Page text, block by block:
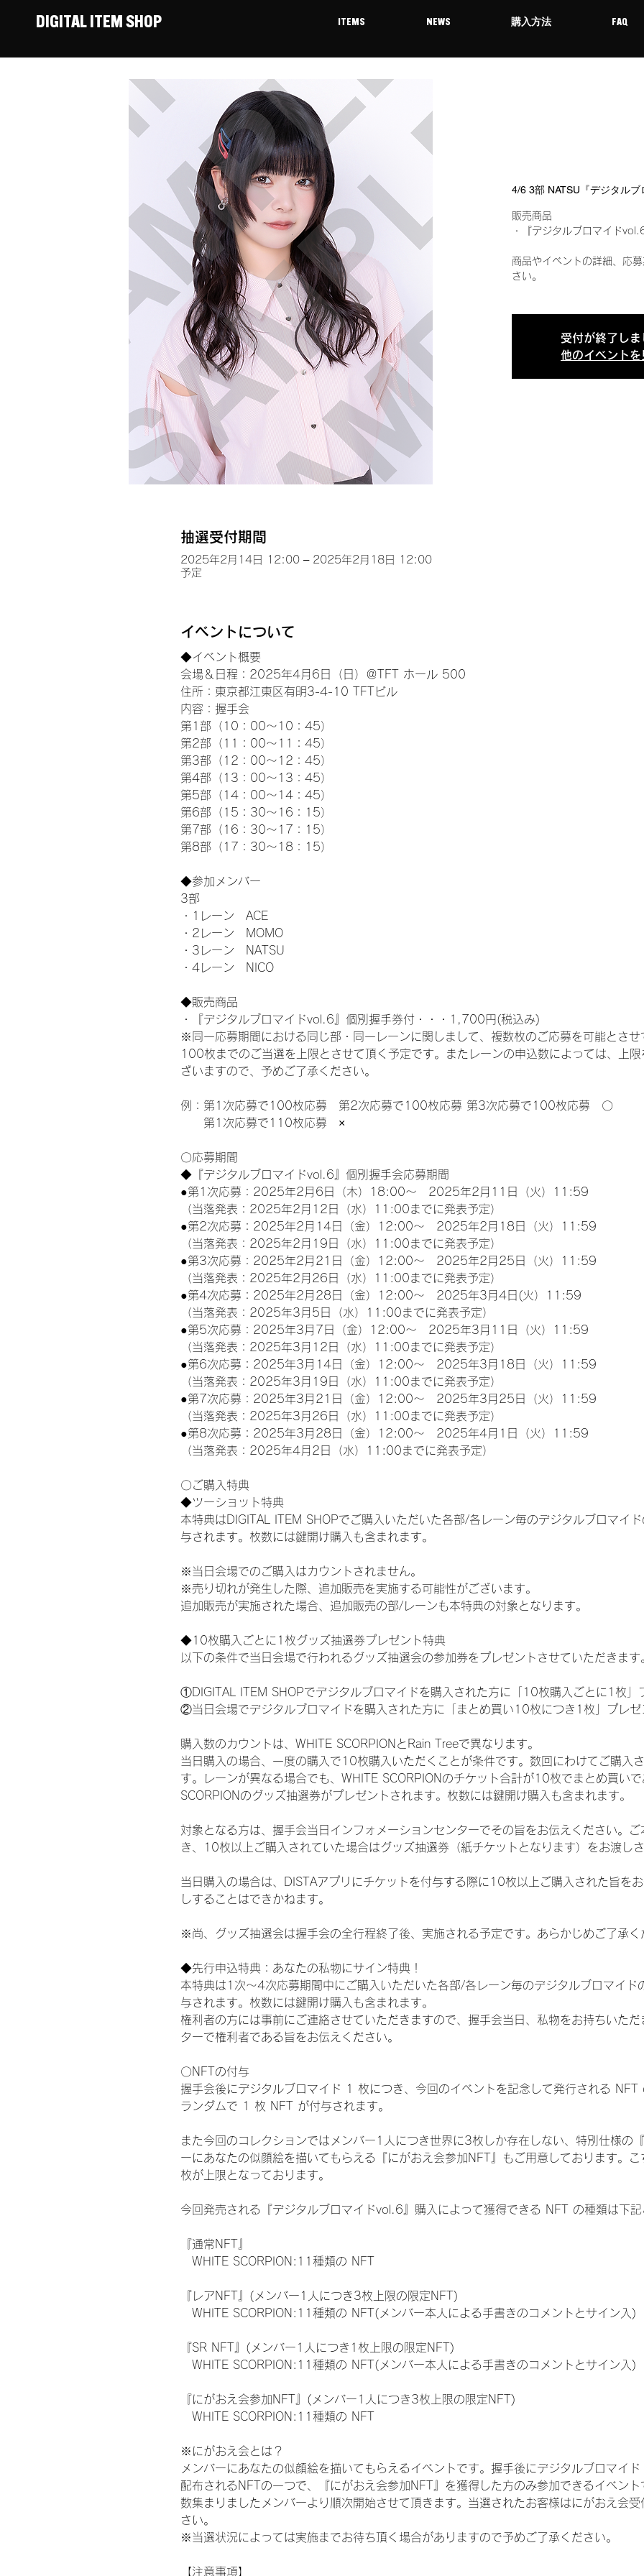
DIGITAL ITEM SHOP ITEMS NEWS 購入方法 FAQ
4/6 3部 NATSU『デジタル
販売商品
・『デジタルブロマイド
商品やイベントの詳細、応
さい。
受付が終了しま
他のイベントを
抽選受付期間
2025年2月14日 12:00 – 2025年2月18日 12:00
予定
イベントについて
◆イベント概要
会場＆日程：2025年4月6日（日）＠TFT ホール 500
住所：東京都江東区有明3-4-10 TFTビル
内容：握手会
第1部（10：00～10：45）
第2部（11：00～11：45）
第3部（12：00～12：45）
第4部（13：00～13：45）
第5部（14：00～14：45）
第6部（15：30～16：15）
第7部（16：30～17：15）
第8部（17：30～18：15）
◆参加メンバー
3部
・1レーン　ACE
・2レーン　MOMO
・3レーン　NATSU
・4レーン　NICO
◆販売商品
・『デジタルブロマイドvol.6』個別握手券付・・・1,700円(税込み)
※同一応募期間における同じ部・同一レーンに関しまして、複数枚のご応募を可能とさ
100枚までのご当選を上限とさせて頂く予定です。またレーンの申込数によっては、上
ざいますので、予めご了承ください。
例：第1次応募で100枚応募　第2次応募で100枚応募 第3次応募で100枚応募　〇
第1次応募で110枚応募　×
〇応募期間
◆『デジタルブロマイドvol.6』個別握手会応募期間
●第1次応募：2025年2月6日（木）18:00～　2025年2月11日（火）11:59
（当落発表：2025年2月12日（水）11:00までに発表予定）
●第2次応募：2025年2月14日（金）12:00～　2025年2月18日（火）11:59
（当落発表：2025年2月19日（水）11:00までに発表予定）
●第3次応募：2025年2月21日（金）12:00～　2025年2月25日（火）11:59
（当落発表：2025年2月26日（水）11:00までに発表予定）
●第4次応募：2025年2月28日（金）12:00～　2025年3月4日(火）11:59
（当落発表：2025年3月5日（水）11:00までに発表予定）
●第5次応募：2025年3月7日（金）12:00～　2025年3月11日（火）11:59
（当落発表：2025年3月12日（水）11:00までに発表予定）
●第6次応募：2025年3月14日（金）12:00～　2025年3月18日（火）11:59
（当落発表：2025年3月19日（水）11:00までに発表予定）
●第7次応募：2025年3月21日（金）12:00～　2025年3月25日（火）11:59
（当落発表：2025年3月26日（水）11:00までに発表予定）
●第8次応募：2025年3月28日（金）12:00～　2025年4月1日（火）11:59
（当落発表：2025年4月2日（水）11:00までに発表予定）
〇ご購入特典
◆ツーショット特典
本特典はDIGITAL ITEM SHOPでご購入いただいた各部/各レーン毎のデジタルブロマイ
与されます。枚数には鍵開け購入も含まれます。
※当日会場でのご購入はカウントされません。
※売り切れが発生した際、追加販売を実施する可能性がございます。
追加販売が実施された場合、追加販売の部/レーンも本特典の対象となります。
◆10枚購入ごとに1枚グッズ抽選券プレゼント特典
以下の条件で当日会場で行われるグッズ抽選会の参加券をプレゼントさせていただきます
①DIGITAL ITEM SHOPでデジタルブロマイドを購入された方に「10枚購入ごとに1枚」
②当日会場でデジタルブロマイドを購入された方に「まとめ買い10枚につき1枚」プレゼ
購入数のカウントは、WHITE SCORPIONとRain Treeで異なります。
当日購入の場合、一度の購入で10枚購入いただくことが条件です。数回にわけてご購入
す。レーンが異なる場合でも、WHITE SCORPIONのチケット合計が10枚でまとめ買い
SCORPIONのグッズ抽選券がプレゼントされます。枚数には鍵開け購入も含まれます。
対象となる方は、握手会当日インフォメーションセンターでその旨をお伝えください。
き、10枚以上ご購入されていた場合はグッズ抽選券（紙チケットとなります）をお渡しさ
当日購入の場合は、DISTAアプリにチケットを付与する際に10枚以上ご購入された旨を
しすることはできかねます。
※尚、グッズ抽選会は握手会の全行程終了後、実施される予定です。あらかじめご了承く
◆先行申込特典：あなたの私物にサイン特典！
本特典は1次〜4次応募期間中にご購入いただいた各部/各レーン毎のデジタルブロマイド
与されます。枚数には鍵開け購入も含まれます。
権利者の方には事前にご連絡させていただきますので、握手会当日、私物をお持ちいた
ターで権利者である旨をお伝えください。
〇NFTの付与
握手会後にデジタルブロマイド 1 枚につき、今回のイベントを記念して発行される NFT
ランダムで 1 枚 NFT が付与されます。
また今回のコレクションではメンバー1人につき世界に3枚しか存在しない、特別仕様の
ーにあなたの似顔絵を描いてもらえる『にがおえ会参加NFT』もご用意しております。
枚が上限となっております。
今回発売される『デジタルブロマイドvol.6』購入によって獲得できる NFT の種類は下記
『通常NFT』
WHITE SCORPION:11種類の NFT
『レアNFT』(メンバー1人につき3枚上限の限定NFT)
WHITE SCORPION:11種類の NFT(メンバー本人による手書きのコメントとサイン入)
『SR NFT』(メンバー1人につき1枚上限の限定NFT)
WHITE SCORPION:11種類の NFT(メンバー本人による手書きのコメントとサイン入)
『にがおえ会参加NFT』(メンバー1人につき3枚上限の限定NFT)
WHITE SCORPION:11種類の NFT
※にがおえ会とは？
メンバーにあなたの似顔絵を描いてもらえるイベントです。握手後にデジタルブロマイ
配布されるNFTの一つで、『にがおえ会参加NFT』を獲得した方のみ参加できるイベン
数集まりましたメンバーより順次開始させて頂きます。当選されたお客様はにがおえ会
さい。
※当選状況によっては実施までお待ち頂く場合がありますので予めご了承ください。
【注意事項】